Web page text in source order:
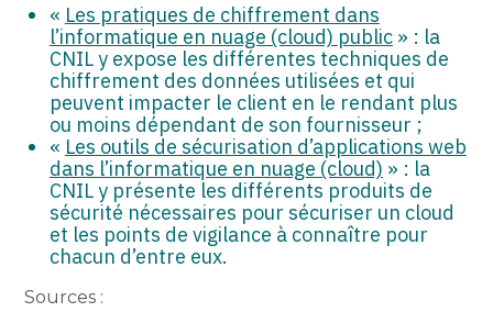
« Les pratiques de chiffrement dans
l’informatique en nuage (cloud) public» : la
CNIL y expose les différentes techniques de
chiffrement des données utilisées et qui
peuvent impacter le client en le rendant plus
ou moins dépendant de son fournisseur ;
« Les outils de sécurisation d’applications web
dans l’informatique en nuage (cloud) » : la
CNIL y présente les différents produits de
sécurité nécessaires pour sécuriser un cloud
et les points de vigilance à connaître pour
chacun d’entre eux.
Sources :